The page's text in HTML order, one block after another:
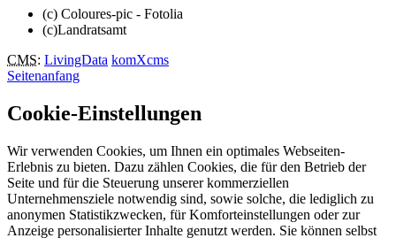
(c) Coloures-pic - Fotolia
(c)Landratsamt
CMS: LivingData komXcms
Seitenanfang
Cookie-Einstellungen
Wir verwenden Cookies, um Ihnen ein optimales Webseiten-
Erlebnis zu bieten. Dazu zählen Cookies, die für den Betrieb der
Seite und für die Steuerung unserer kommerziellen
Unternehmensziele notwendig sind, sowie solche, die lediglich zu
anonymen Statistikzwecken, für Komforteinstellungen oder zur
Anzeige personalisierter Inhalte genutzt werden. Sie können selbst